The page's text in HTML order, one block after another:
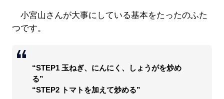
小宮山さんが大事にしている基本をたったのふた
つです。
“STEP1 玉ねぎ、にんにく、しょうがを炒め
る”
“STEP2 トマトを加えて炒める”